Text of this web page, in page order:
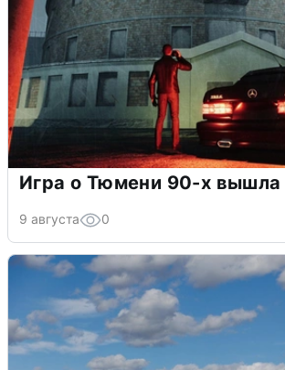
Игра о Тюмени 90-х вышла
9 августа 0